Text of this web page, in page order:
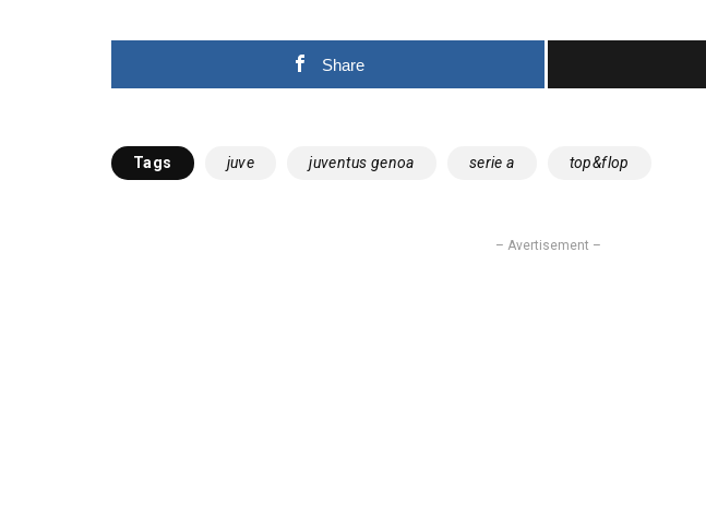
Share
Tags juve juventus genoa serie a top&flop
– Avertisement –